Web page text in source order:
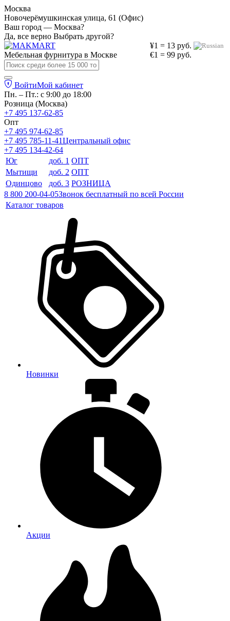
Москва
Новочерёмушкинская улица, 61 (Офис)
Ваш город — Москва?
Да, все верно Выбрать другой?
¥1 = 13 руб.
€1 = 99 руб.
Мебельная фурнитура в Москве
ВойтиМой кабинет
Пн. – Пт.: с 9:00 до 18:00
Розница (Москва)
+7 495 137-62-85
Опт
+7 495 974-62-85
+7 495 785-11-41Центральный офис
+7 495 134-42-64
Юг
доб. 1 ОПТ
Мытищи
доб. 2 ОПТ
Одинцово
доб. 3 РОЗНИЦА
8 800 200-04-05Звонок бесплатный по всей России
Каталог товаров
Новинки
Акции